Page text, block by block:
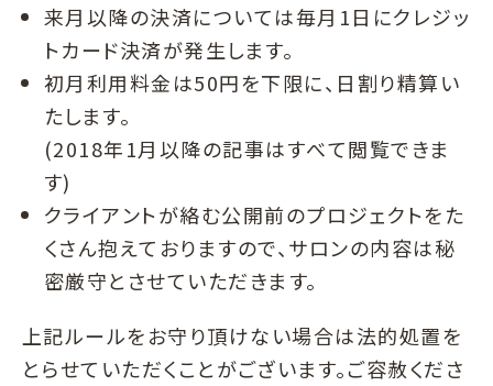
来月以降の決済については毎月1日にクレジッ
トカード決済が発生します。
初月利用料金は50円を下限に、日割り精算い
たします。
(2018年1月以降の記事はすべて閲覧できま
す)
クライアントが絡む公開前のプロジェクトをた
くさん抱えておりますので、サロンの内容は秘
密厳守とさせていただきます。
上記ルールをお守り頂けない場合は法的処置を
とらせていただくことがございます。ご容赦くださ